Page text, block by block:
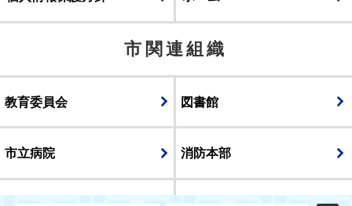
市関連組織
教育委員会 図書館
市立病院 消防本部